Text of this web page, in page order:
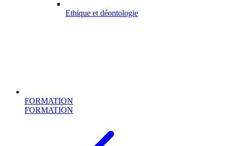
Ethique et déontologie
FORMATION
FORMATION